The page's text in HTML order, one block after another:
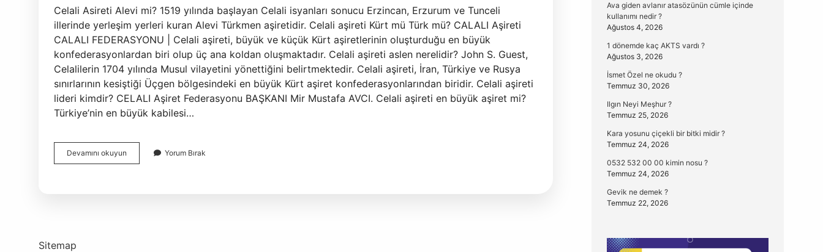
Celali Asireti Alevi mi? 1519 yılında başlayan Celali isyanları sonucu Erzincan, Erzurum ve Tunceli
illerinde yerleşim yerleri kuran Alevi Türkmen aşiretidir. Celali aşireti Kürt mü Türk mü? CALALI Aşireti
CALALI FEDERASYONU | Celali aşireti, büyük ve küçük Kürt aşiretlerinin oluşturduğu en büyük
konfederasyonlardan biri olup üç ana koldan oluşmaktadır. Celali aşireti aslen nerelidir? John S. Guest,
Celalilerin 1704 yılında Musul vilayetini yönettiğini belirtmektedir. Celali aşireti, İran, Türkiye ve Rusya
sınırlarının kesiştiği Üçgen bölgesindeki en büyük Kürt aşiret konfederasyonlarından biridir. Celali aşireti
lideri kimdir? CELALI Aşiret Federasyonu BAŞKANI Mir Mustafa AVCI. Celali aşireti en büyük aşiret mi?
Türkiye’nin en büyük kabilesi…
Devamını okuyun
Aşireti
Yorum Bırak
Sitemap
Ava giden avlanır atasözünün cümle içinde
kullanımı nedir ?
Ağustos 4, 2026
1 dönemde kaç AKTS vardı ?
Ağustos 3, 2026
İsmet Özel ne okudu ?
Temmuz 30, 2026
Ilgın Neyi Meşhur ?
Temmuz 25, 2026
Kara yosunu çiçekli bir bitki midir ?
Temmuz 24, 2026
0532 532 00 00 kimin nosu ?
Temmuz 24, 2026
Gevik ne demek ?
Temmuz 22, 2026